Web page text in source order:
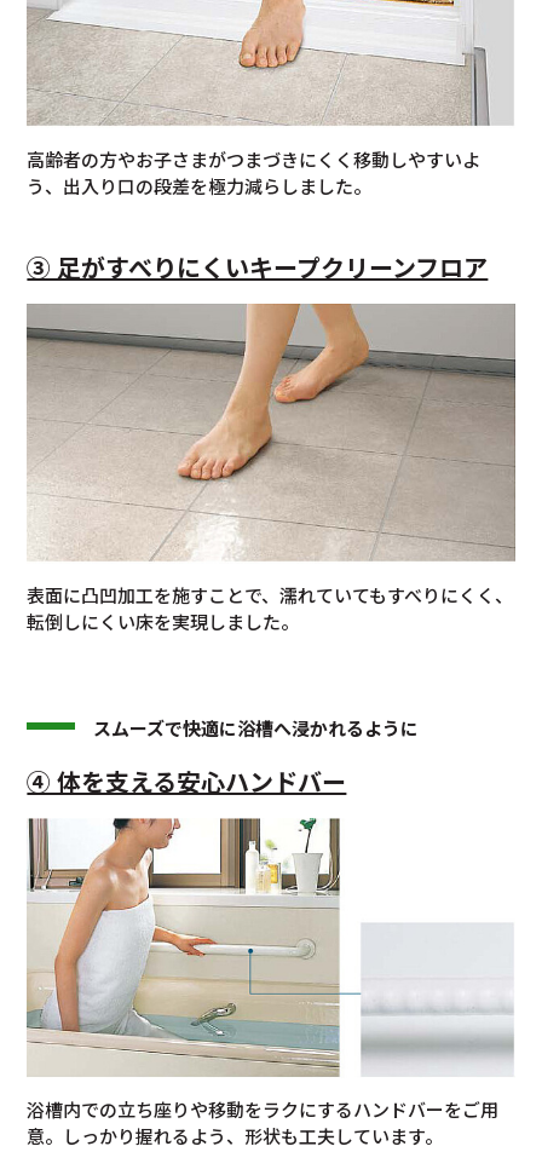
高齢者の方やお子さまがつまづきにくく移動しやすいよ
う、出入り口の段差を極力減らしました。
③ 足がすべりにくいキープクリーンフロア
表面に凸凹加工を施すことで、濡れていてもすべりにくく、
転倒しにくい床を実現しました。
スムーズで快適に浴槽へ浸かれるように
④ 体を支える安心ハンドバー
浴槽内での立ち座りや移動をラクにするハンドバーをご用
意。しっかり握れるよう、形状も工夫しています。